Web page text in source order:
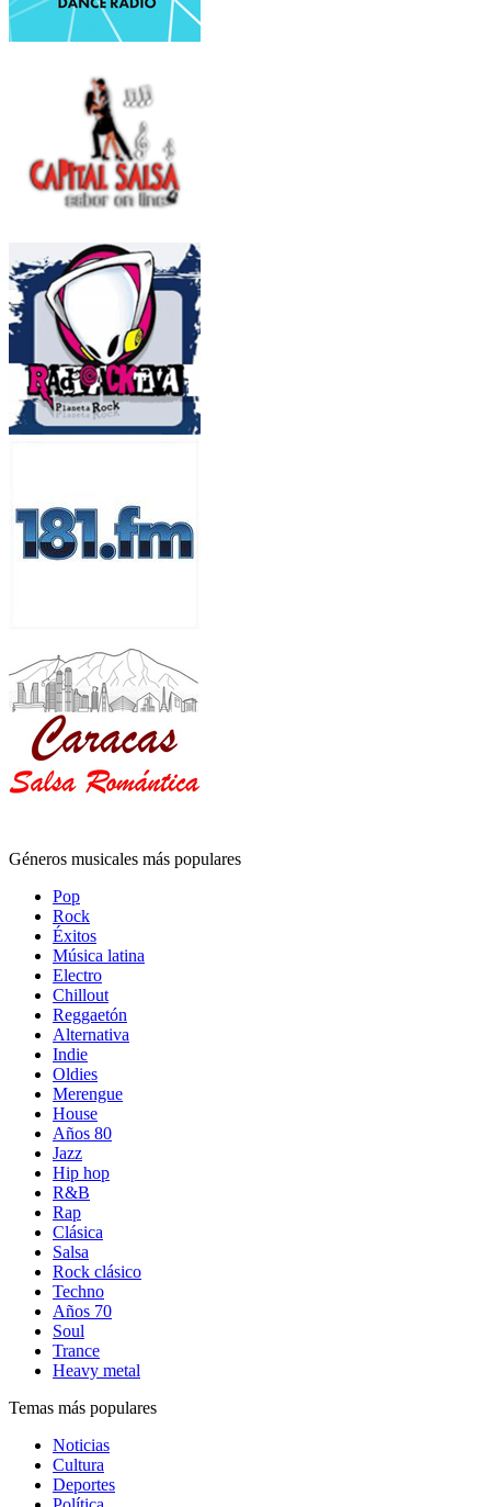
Géneros musicales más populares
Pop
Rock
Éxitos
Música latina
Electro
Chillout
Reggaetón
Alternativa
Indie
Oldies
Merengue
House
Años 80
Jazz
Hip hop
R&B
Rap
Clásica
Salsa
Rock clásico
Techno
Años 70
Soul
Trance
Heavy metal
Temas más populares
Noticias
Cultura
Deportes